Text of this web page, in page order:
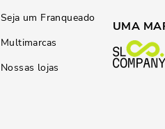
Seja um Franqueado
Multimarcas
Nossas lojas
UMA